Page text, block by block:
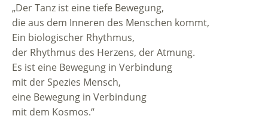
„Der Tanz ist eine tiefe Bewegung,
die aus dem Inneren des Menschen kommt,
Ein biologischer Rhythmus,
der Rhythmus des Herzens, der Atmung.
Es ist eine Bewegung in Verbindung
mit der Spezies Mensch,
eine Bewegung in Verbindung
mit dem Kosmos.“